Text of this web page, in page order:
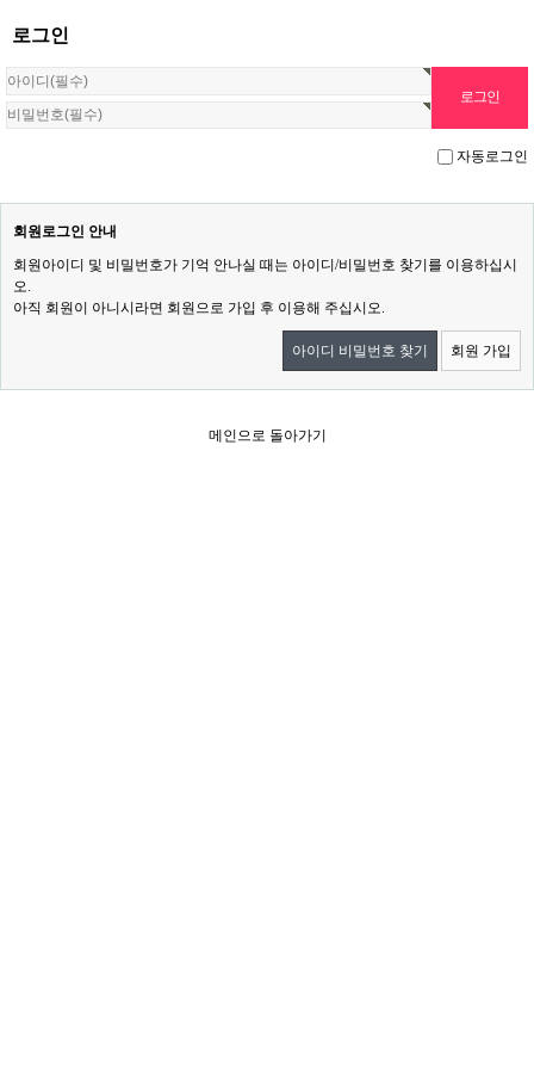
로그인
자동로그인
회원로그인 안내
회원아이디 및 비밀번호가 기억 안나실 때는 아이디/비밀번호 찾기를 이용하십시
오.
아직 회원이 아니시라면 회원으로 가입 후 이용해 주십시오.
아이디 비밀번호 찾기 회원 가입
메인으로 돌아가기